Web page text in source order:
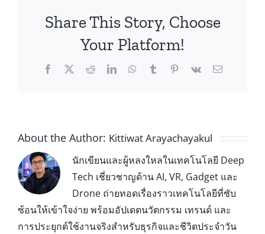
Share This Story, Choose
Your Platform!
About the Author: Kittiwat Arayachayakul
นักเขียนและผู้หลงใหลในเทคโนโลยี Deep
Tech เชี่ยวชาญด้าน AI, VR, Gadget และ
Drone ถ่ายทอดเรื่องราวเทคโนโลยีที่ซับ
ซ้อนให้เข้าใจง่าย พร้อมอัปเดตนวัตกรรม เทรนด์ และ
การประยุกต์ใช้งานจริงสำหรับธุรกิจและชีวิตประจำวัน